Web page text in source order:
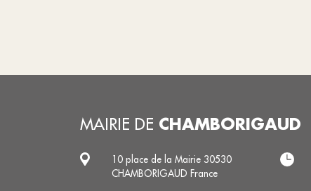
MAIRIE DE CHAMBORIGAUD
10 place de la Mairie 30530
CHAMBORIGAUD France